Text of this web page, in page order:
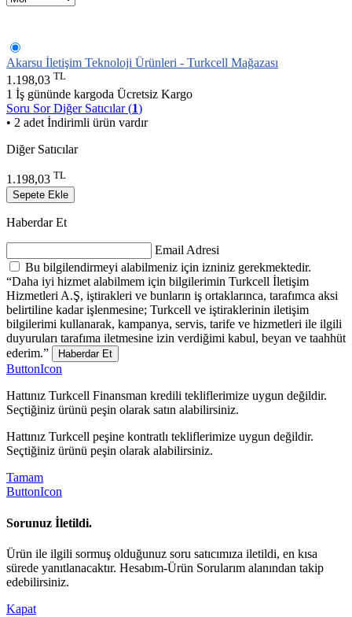
Akarsu İletişim Teknoloji Ürünleri - Turkcell Mağazası
1.198,03 TL
1 İş gününde kargoda Ücretsiz Kargo
Soru SorDiğer Satıcılar (1)
• 2 adet İndirimli ürün vardır
Diğer Satıcılar
1.198,03 TL
Sepete Ekle
Haberdar Et
Email Adresi
Bu bilgilendirmeyi alabilmeniz için izniniz gerekmektedir.
“Daha iyi hizmet alabilmem için bilgilerimin Turkcell İletişim
Hizmetleri A.Ş, iştirakleri ve bunların iş ortaklarınca, tarafımca aksi
belirtiline kadar işlenmesine; Turkcell ve iştiraklerinin iletişim
bilgilerimi kullanarak, kampanya, servis, tarife ve hizmetleri ile ilgili
duyuruları tarafıma iletmesine izin verdiğimi kabul, beyan ve taahhüt
ederim.”
Haberdar Et
ButtonIcon
Hattınız Turkcell Finansman kredili tekliflerimize uygun değildir.
Seçtiğiniz ürünü peşin olarak satın alabilirsiniz.
Hattınız Turkcell peşine kontratlı tekliflerimize uygun değildir.
Seçtiğiniz ürünü peşin olarak alabilirsiniz.
Tamam
ButtonIcon
Sorunuz İletildi.
Ürün ile ilgili sormuş olduğunuz soru satıcımıza iletildi, en kısa
sürede yanıtlanacaktır. Hesabım-Ürün Sorularım alanından takip
edebilirsiniz.
Kapat